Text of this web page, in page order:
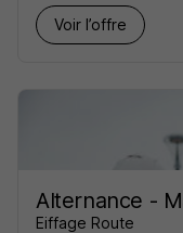
Voir l’offre
Alternance -
Eiffage Route